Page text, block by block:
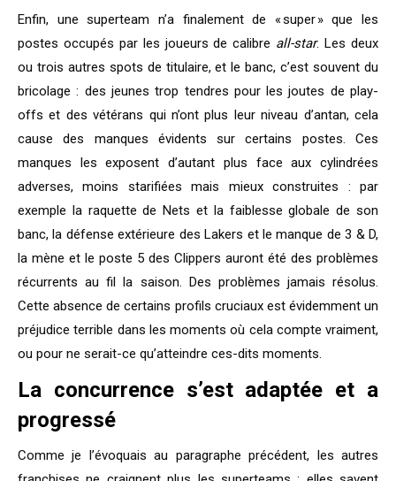
Enfin, une superteam n’a finalement de « super » que les
postes occupés par les joueurs de calibre all-star. Les deux
ou trois autres spots de titulaire, et le banc, c’est souvent du
bricolage : des jeunes trop tendres pour les joutes de play-
offs et des vétérans qui n’ont plus leur niveau d’antan, cela
cause des manques évidents sur certains postes. Ces
manques les exposent d’autant plus face aux cylindrées
adverses, moins starifiées mais mieux construites : par
exemple la raquette de Nets et la faiblesse globale de son
banc, la défense extérieure des Lakers et le manque de 3 & D,
la mène et le poste 5 des Clippers auront été des problèmes
récurrents au fil la saison. Des problèmes jamais résolus.
Cette absence de certains profils cruciaux est évidemment un
préjudice terrible dans les moments où cela compte vraiment,
ou pour ne serait-ce qu’atteindre ces-dits moments.
La concurrence s’est adaptée et a
progressé
Comme je l’évoquais au paragraphe précédent, les autres